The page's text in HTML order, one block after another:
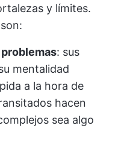
y límites.
: sus
mentalidad
a la hora de
hacen
sea algo